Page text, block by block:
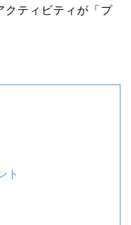
クティビティが「プ
ト